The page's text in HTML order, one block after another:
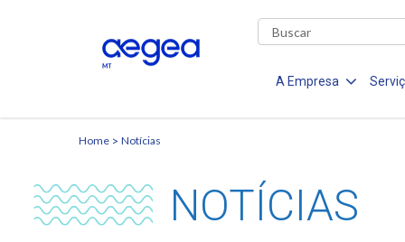
A Empresa
Home Notícias
NOTÍCIAS